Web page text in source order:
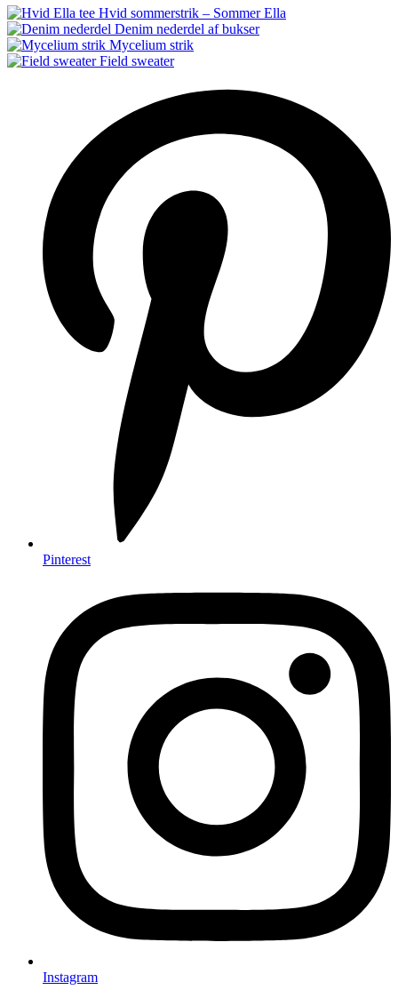
Hvid sommerstrik – Sommer Ella
Denim nederdel af bukser
Mycelium strik
Field sweater
Pinterest
Instagram